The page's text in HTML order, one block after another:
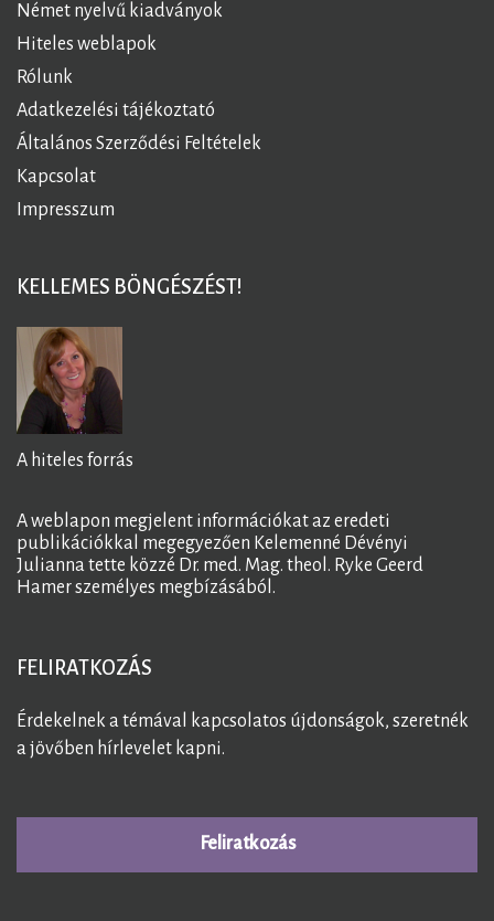
Német nyelvű kiadványok
Hiteles weblapok
Rólunk
Adatkezelési tájékoztató
Általános Szerződési Feltételek
Kapcsolat
Impresszum
KELLEMES BÖNGÉSZÉST!
A hiteles forrás
A weblapon megjelent információkat az eredeti
publikációkkal megegyezően Kelemenné Dévényi
Julianna tette közzé Dr. med. Mag. theol. Ryke Geerd
Hamer személyes megbízásából.
FELIRATKOZÁS
Érdekelnek a témával kapcsolatos újdonságok, szeretnék
a jövőben hírlevelet kapni.
Feliratkozás